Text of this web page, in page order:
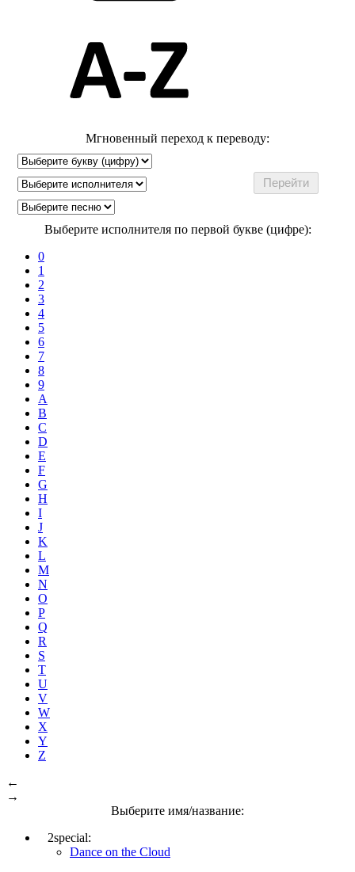
Мгновенный переход к переводу:
Выберите исполнителя по первой букве (цифре):
0
1
2
3
4
5
6
7
8
9
A
B
C
D
E
F
G
H
I
J
K
L
M
N
O
P
Q
R
S
T
U
V
W
X
Y
Z
←
→
Выберите имя/название:
2special:
Dance on the Cloud